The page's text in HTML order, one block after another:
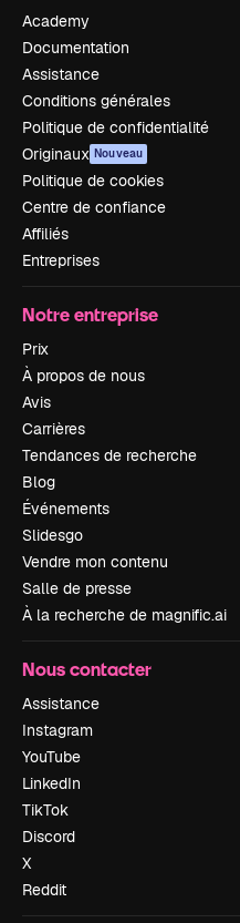
Academy
Documentation
Assistance
Conditions générales
Politique de confidentialité
Originaux Nouveau
Politique de cookies
Centre de confiance
Affiliés
Entreprises
Notre entreprise
Prix
À propos de nous
Avis
Carrières
Tendances de recherche
Blog
Événements
Slidesgo
Vendre mon contenu
Salle de presse
À la recherche de magnific.ai
Nous contacter
Assistance
Instagram
YouTube
LinkedIn
TikTok
Discord
X
Reddit